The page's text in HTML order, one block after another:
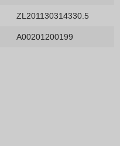
ZL201130314330.5
A00201200199